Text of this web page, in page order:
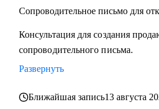
Сопроводительное письмо для
Консультация для создания
сопроводительного письма.
Развернуть
Ближайшая запись13 августа